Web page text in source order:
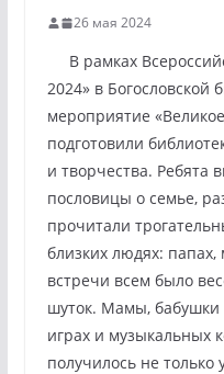
26 мая 2024
В рамках
2024» в Богословской
мероприятие
подготовили
и творчества. Ребята
пословицы о семье,
прочитали
близких людях:
встречи всем было
шуток. Мамы, бабушки
играх и музыкальных
получилось не